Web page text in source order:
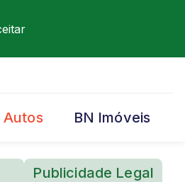
Autos BN Imóveis
Publicidade Legal